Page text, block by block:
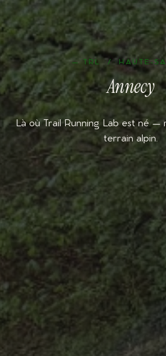
— TRL / HAUTE-
Annecy
Là où Trail Running Lab est né —
terrain alpin.